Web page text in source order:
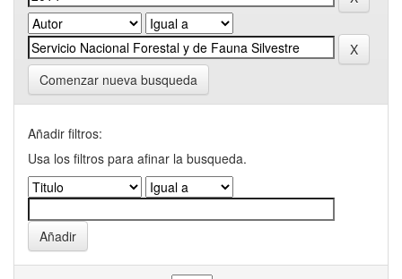
Comenzar nueva busqueda
Añadir filtros:
Usa los filtros para afinar la busqueda.